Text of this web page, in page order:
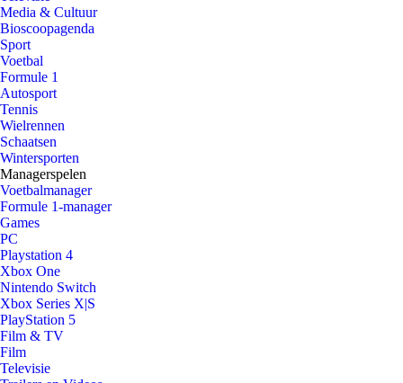
Media & Cultuur
Bioscoopagenda
Sport
Voetbal
Formule 1
Autosport
Tennis
Wielrennen
Schaatsen
Wintersporten
Managerspelen
Voetbalmanager
Formule 1-manager
Games
PC
Playstation 4
Xbox One
Nintendo Switch
Xbox Series X|S
PlayStation 5
Film & TV
Film
Televisie